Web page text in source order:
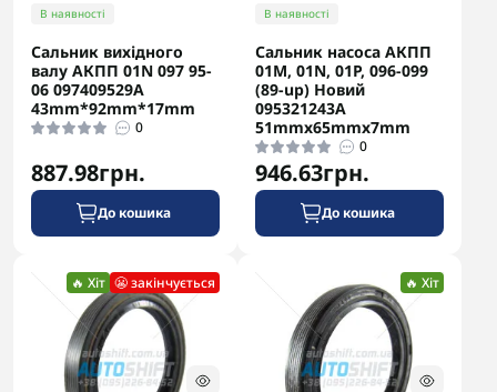
В наявності
Сальник вихідного
валу АКПП 01N 097 95-
06 097409529A
43mm*92mm*17mm
0
887.98грн.
До кошика
В наявності
Сальник насоса АКПП
01M, 01N, 01P, 096-099
(89-up) Новий
095321243A
51mmx65mmx7mm
0
946.63грн.
До кошика
🔥 Хіт 😬 закінчується 🔥 Хіт